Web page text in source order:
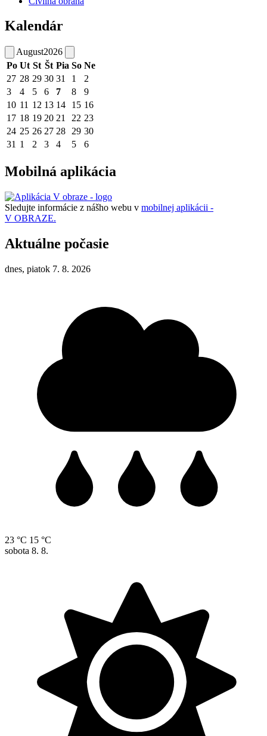
Kalendár
August2026
Po Ut St Št Pia So Ne
27 28 29 30 31 1
2
3
4 5 6 7 8
9
10 11 12 13 14 15 16
17 18 19 20 21 22 23
24 25 26 27 28 29 30
31 1 2 3 4 5 6
Mobilná aplikácia
Sledujte informácie z nášho webu v mobilnej aplikácii -
V OBRAZE.
Aktuálne počasie
dnes, piatok 7. 8. 2026
23 °C 15 °C
sobota 8. 8.